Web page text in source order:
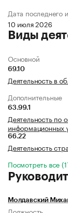
Дата последнего
10 июля 2026
Виды
Основной
69.10
Деятельность в
Дополнительные
63.99.1
Деятельность по
информационных
66.22
Деятельность
Посмотреть все
Молдавский